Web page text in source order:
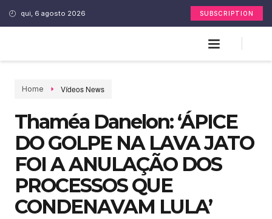
qui, 6 agosto 2026 SUBSCRIPTION
Home Vídeos News
Thaméa Danelon: ‘ÁPICE
DO GOLPE NA LAVA JATO
FOI A ANULAÇÃO DOS
PROCESSOS QUE
CONDENAVAM LULA’